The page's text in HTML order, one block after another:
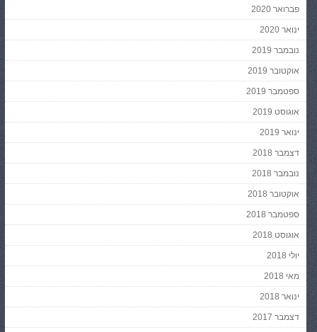
פברואר 2020
ינואר 2020
נובמבר 2019
אוקטובר 2019
ספטמבר 2019
אוגוסט 2019
ינואר 2019
דצמבר 2018
נובמבר 2018
אוקטובר 2018
ספטמבר 2018
אוגוסט 2018
יולי 2018
מאי 2018
ינואר 2018
דצמבר 2017